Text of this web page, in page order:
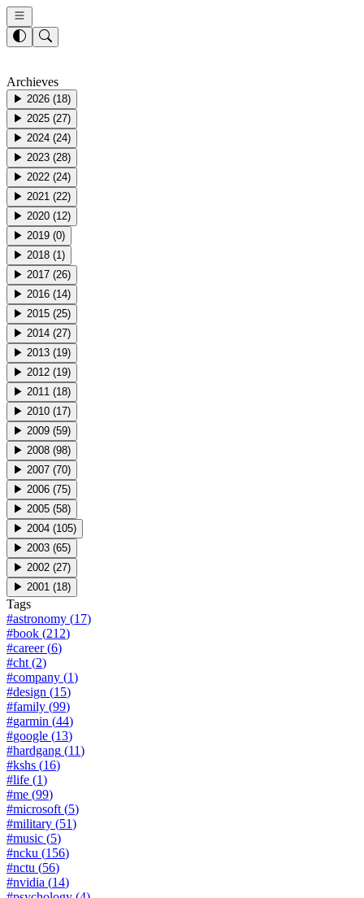
Archieves
▶ 2026 (18)
▶ 2025 (27)
▶ 2024 (24)
▶ 2023 (28)
▶ 2022 (24)
▶ 2021 (22)
▶ 2020 (12)
▶ 2019 (0)
▶ 2018 (1)
▶ 2017 (26)
▶ 2016 (14)
▶ 2015 (25)
▶ 2014 (27)
▶ 2013 (19)
▶ 2012 (19)
▶ 2011 (18)
▶ 2010 (17)
▶ 2009 (59)
▶ 2008 (98)
▶ 2007 (70)
▶ 2006 (75)
▶ 2005 (58)
▶ 2004 (105)
▶ 2003 (65)
▶ 2002 (27)
▶ 2001 (18)
Tags
#astronomy (17)
#book (212)
#career(6)
#cht (2)
#company (1)
#design (15)
#family (99)
#garmin (44)
#google (13)
#hardgang (11)
#kshs (16)
#life (1)
#me (99)
#microsoft (5)
#military (51)
#music (5)
#ncku (156)
#nctu (56)
#nvidia (14)